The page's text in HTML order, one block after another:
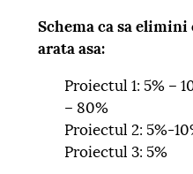
Schema ca sa
arata asa:
Proiectul 1: 5% –
– 80%
Proiectul 2: 5%-
Proiectul 3: 5%